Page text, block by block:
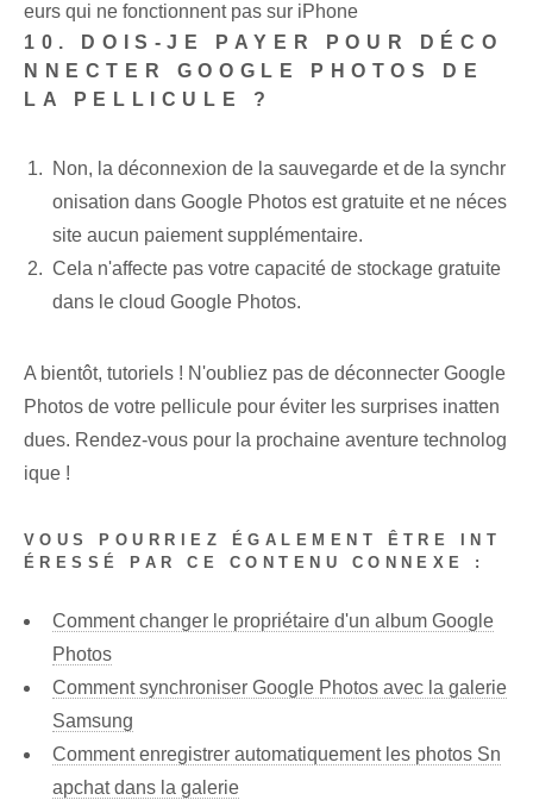
eurs qui ne fonctionnent pas sur iPhone
10. DOIS-JE PAYER POUR DÉCO
NNECTER GOOGLE PHOTOS DE
LA PELLICULE ?
Non, la déconnexion de la sauvegarde et de la synchr
onisation dans Google Photos est gratuite et ne néces
site aucun paiement supplémentaire.
Cela n'affecte pas votre capacité de stockage gratuite⁤
dans le cloud Google Photos.
A bientôt, tutoriels ! N'oubliez pas de déconnecter Google
Photos de votre pellicule pour éviter les surprises inatten
dues. Rendez-vous pour la prochaine aventure technolog
ique !
VOUS POURRIEZ ÉGALEMENT ÊTRE INT
ÉRESSÉ PAR CE CONTENU CONNEXE :
Comment changer le propriétaire d'un album Google
Photos
Comment synchroniser Google Photos avec la galerie
Samsung
Comment enregistrer automatiquement les photos Sn
apchat dans la galerie